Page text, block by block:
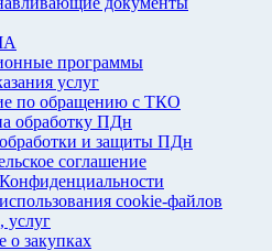
программы
услуг
по обращению с ТКО
обработку ПДн
и защиты ПДн
соглашение
cookie-файлов
услуг
о закупках